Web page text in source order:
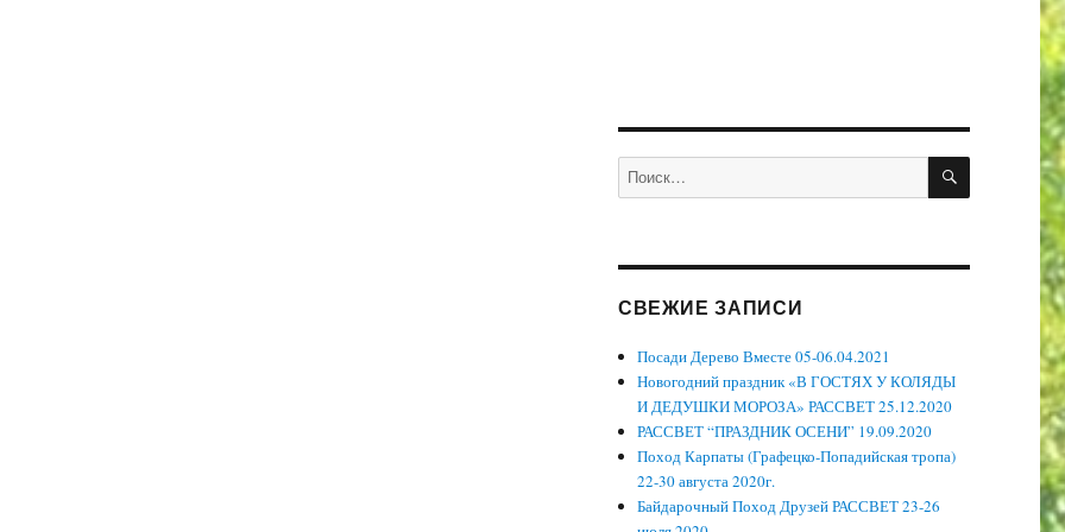
Искать: ПОИСК
СВЕЖИЕ ЗАПИСИ
Посади Дерево Вместе 05-06.04.2021
Новогодний праздник «В ГОСТЯХ У КОЛЯДЫ
И ДЕДУШКИ МОРОЗА» РАССВЕТ 25.12.2020
РАССВЕТ “ПРАЗДНИК ОСЕНИ” 19.09.2020
Поход Карпаты (Графецко-Попадийская тропа)
22-30 августа 2020г.
Байдарочный Поход Друзей РАССВЕТ 23-26